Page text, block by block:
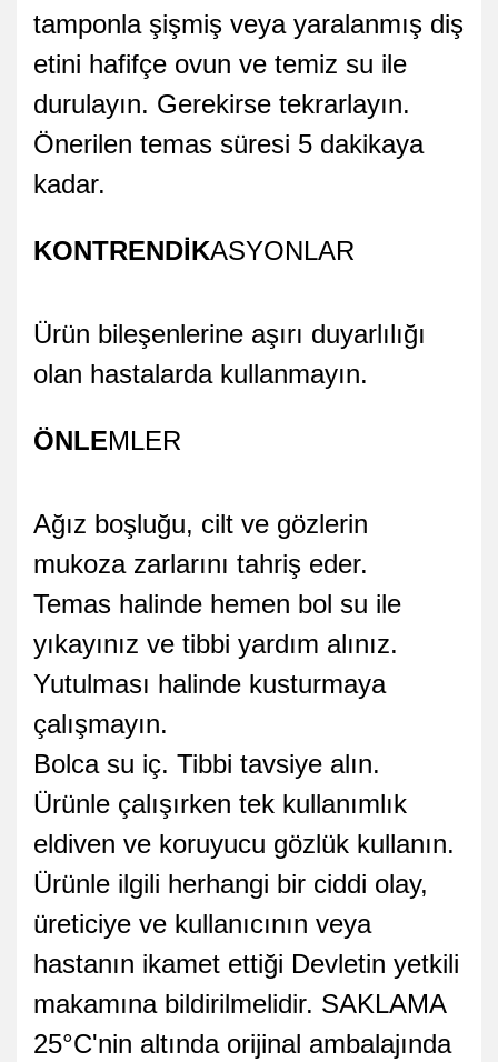
tamponla şişmiş veya yaralanmış diş
etini hafifçe ovun ve temiz su ile
durulayın. Gerekirse tekrarlayın.
Önerilen temas süresi 5 dakikaya
kadar.
KONTRENDİKASYONLAR
Ürün bileşenlerine aşırı duyarlılığı
olan hastalarda kullanmayın.
ÖNLEMLER
Ağız boşluğu, cilt ve gözlerin
mukoza zarlarını tahriş eder.
Temas halinde hemen bol su ile
yıkayınız ve tibbi yardım alınız.
Yutulması halinde kusturmaya
çalışmayın.
Bolca su iç. Tibbi tavsiye alın.
Ürünle çalışırken tek kullanımlık
eldiven ve koruyucu gözlük kullanın.
Ürünle ilgili herhangi bir ciddi olay,
üreticiye ve kullanıcının veya
hastanın ikamet ettiği Devletin yetkili
makamına bildirilmelidir. SAKLAMA
25°C'nin altında orijinal ambalajında